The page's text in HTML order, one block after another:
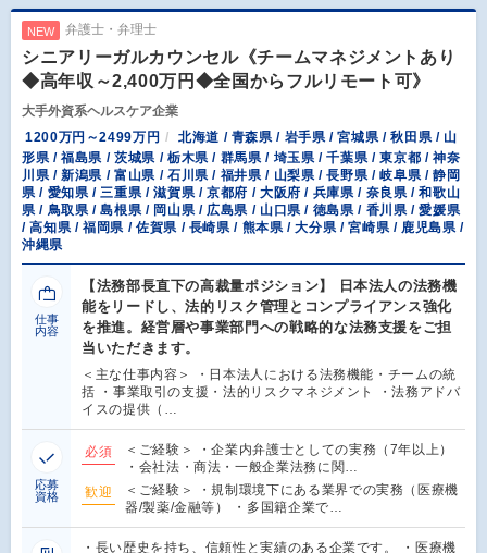
NEW 弁護士・弁理士
シニアリーガルカウンセル《チームマネジメントあり
◆高年収～2,400万円◆全国からフルリモート可》
大手外資系ヘルスケア企業
1200万円～2499万円
北海道 / 青森県 / 岩手県 / 宮城県 / 秋田県 / 山
形県 / 福島県 / 茨城県 / 栃木県 / 群馬県 / 埼玉県 / 千葉県 / 東京都 / 神奈
川県 / 新潟県 / 富山県 / 石川県 / 福井県 / 山梨県 / 長野県 / 岐阜県 / 静岡
県 / 愛知県 / 三重県 / 滋賀県 / 京都府 / 大阪府 / 兵庫県 / 奈良県 / 和歌山
県 / 鳥取県 / 島根県 / 岡山県 / 広島県 / 山口県 / 徳島県 / 香川県 / 愛媛県
/ 高知県 / 福岡県 / 佐賀県 / 長崎県 / 熊本県 / 大分県 / 宮崎県 / 鹿児島県 /
沖縄県
仕事
内容
【法務部長直下の高裁量ポジション】 日本法人の法務機
能をリードし、法的リスク管理とコンプライアンス強化
を推進。経営層や事業部門への戦略的な法務支援をご担
当いただきます。
＜主な仕事内容＞ ・日本法人における法務機能・チームの統
括 ・事業取引の支援・法的リスクマネジメント ・法務アドバ
イスの提供（…
応募
資格
必須
＜ご経験＞ ・企業内弁護士としての実務（7年以上）
・会社法・商法・一般企業法務に関…
歓迎
＜ご経験＞ ・規制環境下にある業界での実務（医療機
器/製薬/金融等） ・多国籍企業で…
・長い歴史を持ち、信頼性と実績のある企業です。 ・医療機